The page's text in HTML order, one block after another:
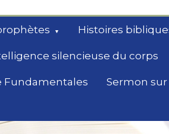
Histoires
silencieuse du corps
Fundamentales Sermon